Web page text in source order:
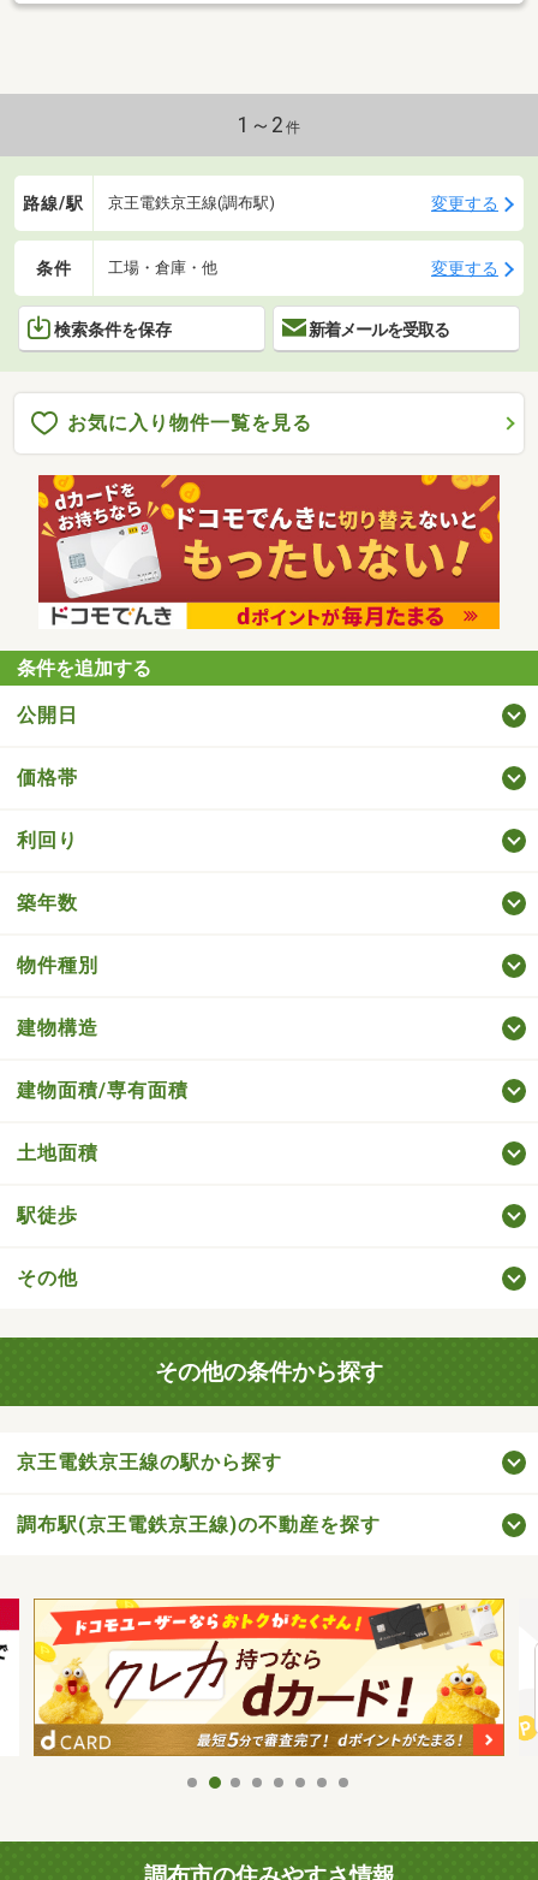
1～2 件
路線/駅 京王電鉄京王線(調布駅) 変更する
条件 工場・倉庫・他 変更する
検索条件を保存 新着メールを受取る
お気に入り物件一覧を見る
条件を追加する
公開日
価格帯
利回り
築年数
物件種別
建物構造
建物面積/専有面積
土地面積
駅徒歩
その他
その他の条件から探す
京王電鉄京王線の駅から探す
調布駅(京王電鉄京王線)の不動産を探す